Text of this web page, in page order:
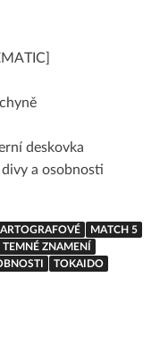
deskovka
a osobnosti
MATCH 5
TEMNÉ ZNAMENÍ
TOKAIDO